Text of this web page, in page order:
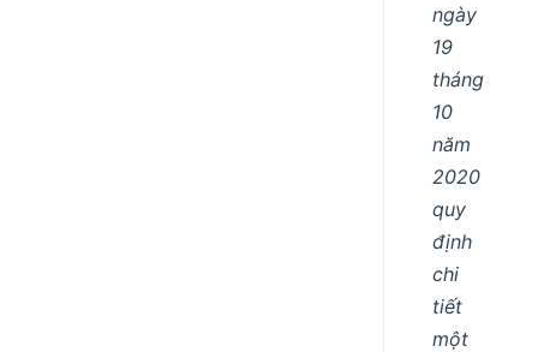
ngày
19
tháng
10
năm
2020
quy
định
chi
tiết
một